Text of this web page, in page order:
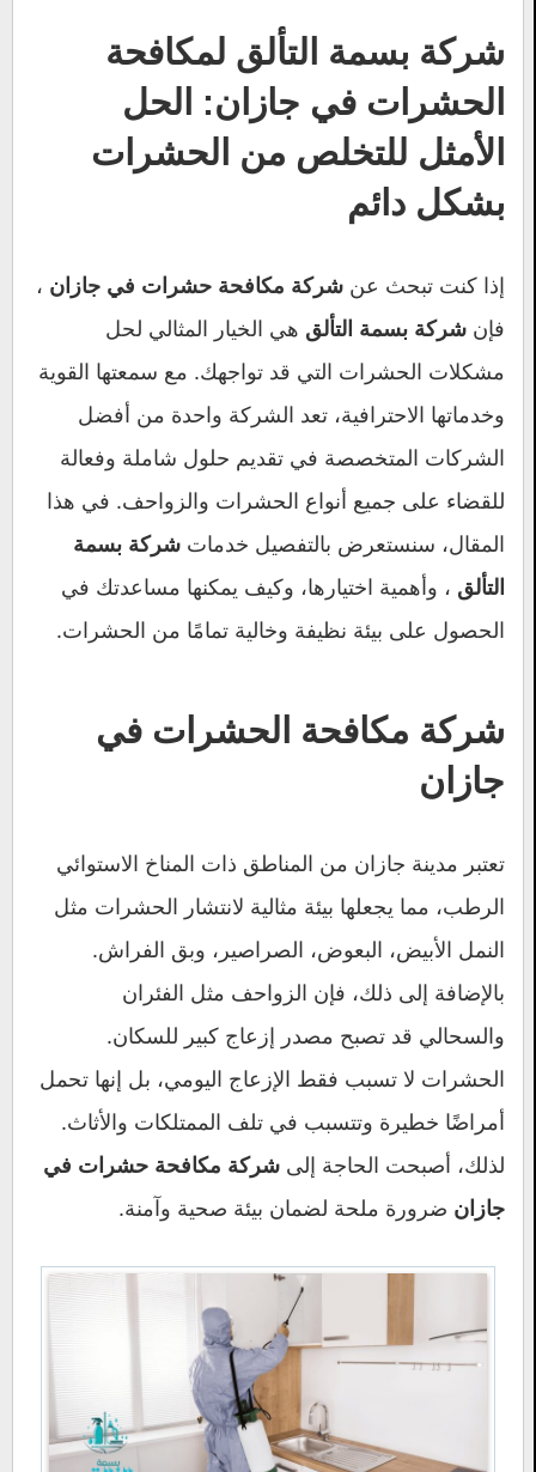
شركة بسمة التألق لمكافحة
الحشرات في جازان: الحل
الأمثل للتخلص من الحشرات
بشكل دائم
إذا كنت تبحث عن شركة مكافحة حشرات في جازان ،
فإن شركة بسمة التألق هي الخيار المثالي لحل
مشكلات الحشرات التي قد تواجهك. مع سمعتها القوية
وخدماتها الاحترافية، تعد الشركة واحدة من أفضل
الشركات المتخصصة في تقديم حلول شاملة وفعالة
للقضاء على جميع أنواع الحشرات والزواحف. في هذا
المقال، سنستعرض بالتفصيل خدمات شركة بسمة
التألق ، وأهمية اختيارها، وكيف يمكنها مساعدتك في
الحصول على بيئة نظيفة وخالية تمامًا من الحشرات.
شركة مكافحة الحشرات في
جازان
تعتبر مدينة جازان من المناطق ذات المناخ الاستوائي
الرطب، مما يجعلها بيئة مثالية لانتشار الحشرات مثل
النمل الأبيض، البعوض، الصراصير، وبق الفراش.
بالإضافة إلى ذلك، فإن الزواحف مثل الفئران
والسحالي قد تصبح مصدر إزعاج كبير للسكان.
الحشرات لا تسبب فقط الإزعاج اليومي، بل إنها تحمل
أمراضًا خطيرة وتتسبب في تلف الممتلكات والأثاث.
لذلك، أصبحت الحاجة إلى شركة مكافحة حشرات في
جازان ضرورة ملحة لضمان بيئة صحية وآمنة.